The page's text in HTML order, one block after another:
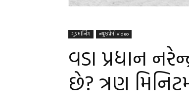
ગુડ મૉર્નિંગ ન્યુઝપ્રેમી video
વડા પ્રધાન
છે? ત્રણ